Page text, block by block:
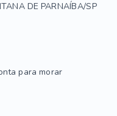
DE PARNAÍBA/SP
para morar